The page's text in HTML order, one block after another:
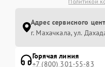
Адрес сервисного
г. Махачкала, ул.
Горячая линия
+7 (800) 301-55-83